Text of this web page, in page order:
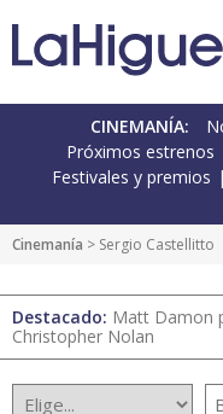
CINEMANÍA:
Próximos estrenos
Festivales y premios
Cinemanía > Sergio Castellitto
Destacado: Matt Damon
Christopher Nolan